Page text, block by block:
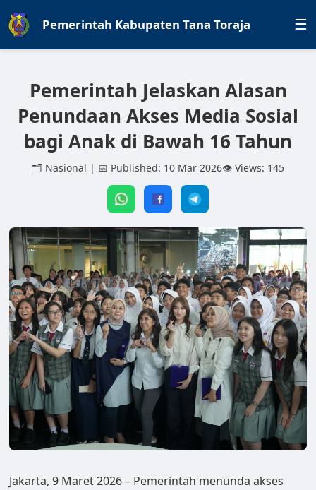
Pemerintah Kabupaten Tana Toraja ☰
Pemerintah Jelaskan Alasan
Penundaan Akses Media Sosial
bagi Anak di Bawah 16 Tahun
🗂️ Nasional | 📅 Published: 10 Mar 2026👁️ Views: 145
Jakarta, 9 Maret 2026 – Pemerintah menunda akses